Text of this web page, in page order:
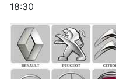
18:30